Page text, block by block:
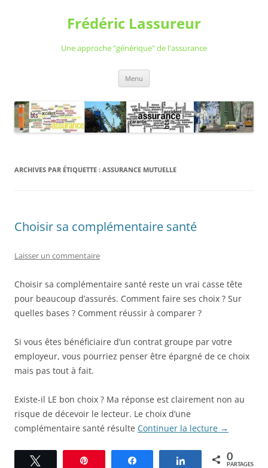
Frédéric Lassureur
Une approche "générique" de l'assurance
Menu
ARCHIVES PAR ÉTIQUETTE : ASSURANCE MUTUELLE
Choisir sa complémentaire santé
Laisser un commentaire
Choisir sa complémentaire santé reste un vrai casse tête
pour beaucoup d’assurés. Comment faire ses choix ? Sur
quelles bases ? Comment réussir à comparer ?
Si vous êtes bénéficiaire d’un contrat groupe par votre
employeur, vous pourriez penser être épargné de ce choix
mais pas tout à fait.
Existe-il LE bon choix ? Ma réponse est clairement non au
risque de décevoir le lecteur. Le choix d’une
complémentaire santé résulte Continuer la lecture →
Partagez 0
PARTAGES